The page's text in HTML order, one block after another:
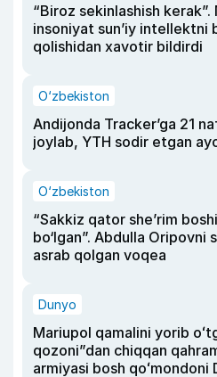
“Biroz sekinlashish
insoniyat sun’iy intellektni
qolishidan xavotir bildirdi
O‘zbekiston
Andijonda Tracker’ga 21
joylab, YTH sodir etgan
O‘zbekiston
“Sakkiz qator she’rim
bo‘lgan”. Abdulla Oripovni
asrab qolgan voqea
Dunyo
Mariupol qamalini yorib
qozoni”dan chiqqan
armiyasi bosh qoʻmondoni